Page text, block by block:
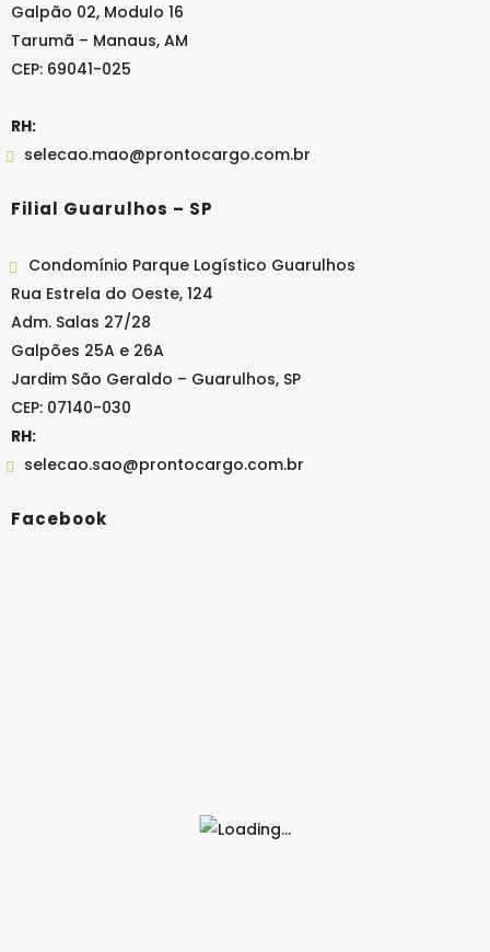
Galpão 02, Modulo 16
Tarumã – Manaus, AM
CEP: 69041-025
RH:
selecao.mao@prontocargo.com.br
Filial Guarulhos – SP
Condomínio Parque Logístico Guarulhos
Rua Estrela do Oeste, 124
Adm. Salas 27/28
Galpões 25A e 26A
Jardim São Geraldo – Guarulhos, SP
CEP: 07140-030
RH:
selecao.sao@prontocargo.com.br
Facebook